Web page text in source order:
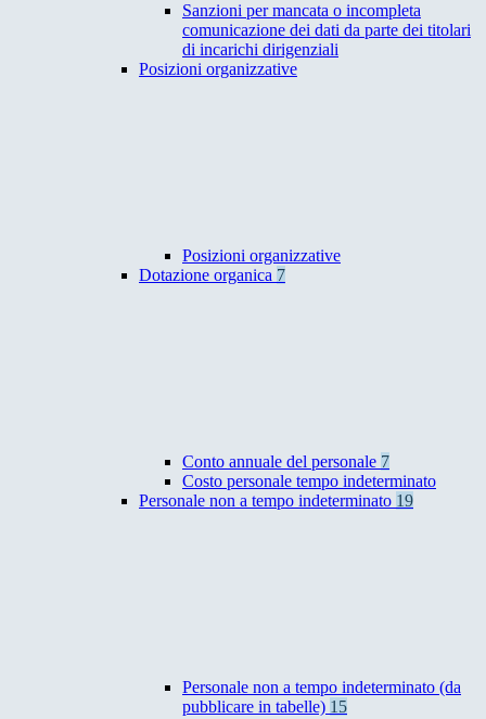
Sanzioni per mancata o incompleta
comunicazione dei dati da parte dei titolari
di incarichi dirigenziali
Posizioni organizzative
Posizioni organizzative
Dotazione organica 7
Conto annuale del personale 7
Costo personale tempo indeterminato
Personale non a tempo indeterminato 19
Personale non a tempo indeterminato (da
pubblicare in tabelle) 15